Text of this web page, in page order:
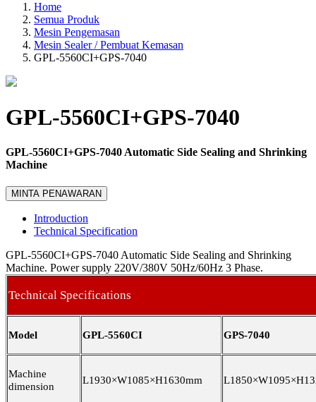
Home
Semua Produk
Mesin Pengemasan
Mesin Sealer / Pembuat Kemasan
GPL-5560CI+GPS-7040
GPL-5560CI+GPS-7040
GPL-5560CI+GPS-7040 Automatic Side Sealing and Shrinking
Machine
MINTA PENAWARAN
Introduction
Technical Specification
GPL-5560CI+GPS-7040 Automatic Side Sealing and Shrinking
Machine. Power supply 220V/380V 50Hz/60Hz 3 Phase.
Technical Specifications
Model GPL-5560CI GPS-7040
Machine
dimension
L1930×W1085×H1630mm